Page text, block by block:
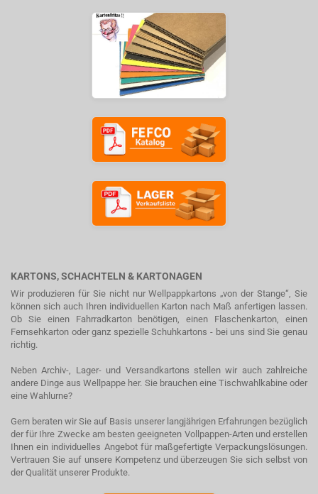
KARTONS, SCHACHTELN & KARTONAGEN
Wir produzieren für Sie nicht nur Wellpappkartons „von der Stange“, Sie
können sich auch Ihren individuellen Karton nach Maß anfertigen lassen.
Ob Sie einen Fahrradkarton benötigen, einen Flaschenkarton, einen
Fernsehkarton oder ganz spezielle Schuhkartons - bei uns sind Sie genau
richtig.
Neben Archiv-, Lager- und Versandkartons stellen wir auch zahlreiche
andere Dinge aus Wellpappe her. Sie brauchen eine Tischwahlkabine oder
eine Wahlurne?
Gern beraten wir Sie auf Basis unserer langjährigen Erfahrungen bezüglich
der für Ihre Zwecke am besten geeigneten Vollpappen-Arten und erstellen
Ihnen ein individuelles Angebot für maßgefertigte Verpackungslösungen.
Vertrauen Sie auf unsere Kompetenz und überzeugen Sie sich selbst von
der Qualität unserer Produkte.